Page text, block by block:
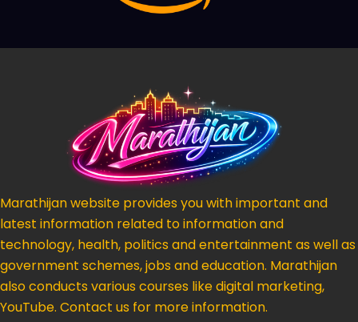
Marathijan website provides you with important and
latest information related to information and
technology, health, politics and entertainment as well as
government schemes, jobs and education. Marathijan
also conducts various courses like digital marketing,
YouTube. Contact us for more information.